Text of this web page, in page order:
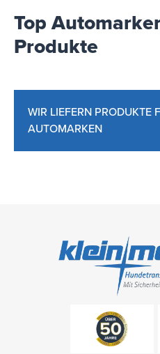
Top
Produkte
WIR LIEFERN PRODUKTE
AUTOMARKEN